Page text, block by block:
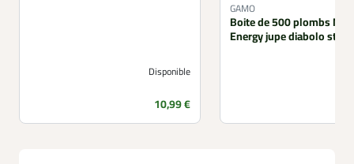
Disponible
Prix
10,99 €
GAMO
Boite de 500 plombs
Energy jupe diabolo